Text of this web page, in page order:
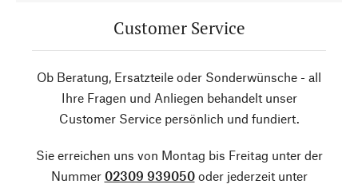
Customer Service
Ob Beratung, Ersatzteile oder Sonderwünsche - all
Ihre Fragen und Anliegen behandelt unser
Customer Service persönlich und fundiert.
Sie erreichen uns von Montag bis Freitag unter der
Nummer 02309 939050oder jederzeit unter